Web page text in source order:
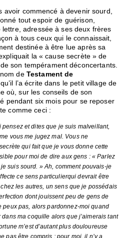
commencé à devenir sourd,
tout espoir de guérison,
adressée à ses deux frères
à tous ceux qui le connaissait,
destinée à être lue après sa
la « cause secrète » de
son tempérament déconcertants.
de Testament de
l’a écrite dans le petit village de
où, sur les conseils de son
pendant six mois pour se reposer
comme ceci :
pensez et dites que je suis malveillant,
vous me jugez mal. Vous ne
qui fait que je vous donne cette
pour moi de dire aux gens : « Parlez
suis sourd. » Ah, comment pouvais-je
ce sens particulierqui devrait être
les autres, un sens que je possédais
dont jouissent peu de gens de
pas, alors pardonnez-moi quand
ma coquille alors que j’aimerais tant
m’est d’autant plus douloureuse